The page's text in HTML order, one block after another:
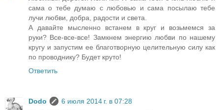
сама о тебе думаю с любовью и сама посылаю тебе
лучи любви, добра, радости и света.
А давайте мысленно встанем в круг и возьмемся за
руки? Все-все-все! Замкнем энергию любви по нашему
кругу и запустим ее благотворную целительную силу как
по проводнику? Будет круто!
Ответить
Dodo
6 июля 2014 г. в 07:28